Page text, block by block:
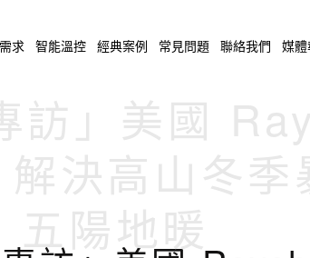
求 智能溫控 經典案例 常見問題 聯絡我們 媒